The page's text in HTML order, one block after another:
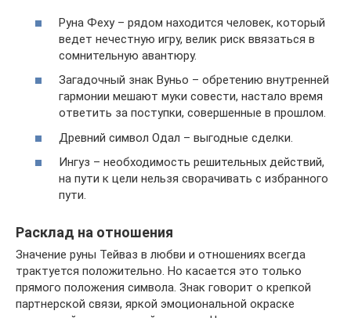
Руна Феху – рядом находится человек, который
ведет нечестную игру, велик риск ввязаться в
сомнительную авантюру.
Загадочный знак Вуньо – обретению внутренней
гармонии мешают муки совести, настало время
ответить за поступки, совершенные в прошлом.
Древний символ Одал – выгодные сделки.
Ингуз – необходимость решительных действий,
на пути к цели нельзя сворачивать с избранного
пути.
Расклад на отношения
Значение руны Тейваз в любви и отношениях всегда
трактуется положительно. Но касается это только
прямого положения символа. Знак говорит о крепкой
партнерской связи, яркой эмоциональной окраске